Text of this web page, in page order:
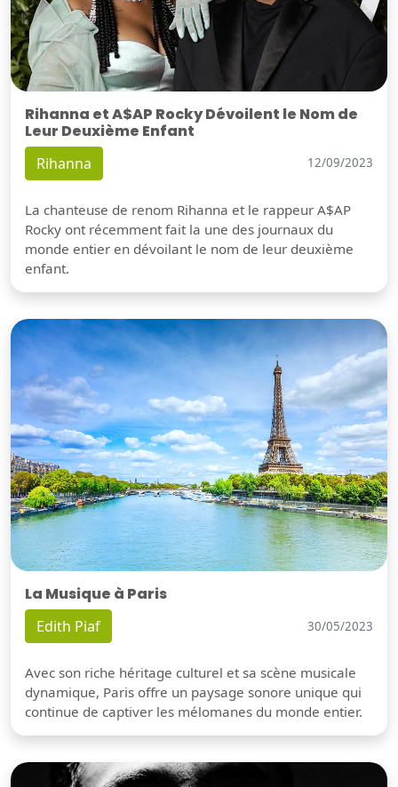
Rihanna et A$AP Rocky Dévoilent le Nom de
Leur Deuxième Enfant
Rihanna 12/09/2023
La chanteuse de renom Rihanna et le rappeur A$AP
Rocky ont récemment fait la une des journaux du
monde entier en dévoilant le nom de leur deuxième
enfant.
La Musique à Paris
Edith Piaf 30/05/2023
Avec son riche héritage culturel et sa scène musicale
dynamique, Paris offre un paysage sonore unique qui
continue de captiver les mélomanes du monde entier.